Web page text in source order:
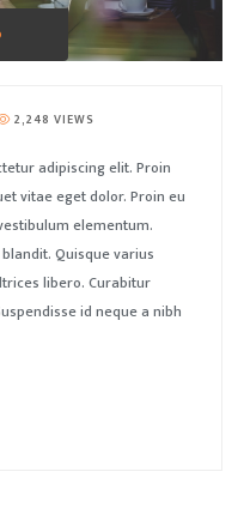
2,248 VIEWS
adipiscing elit. Proin
vitae eget dolor. Proin eu
elementum.
Quisque varius
libero. Curabitur
id neque a nibh